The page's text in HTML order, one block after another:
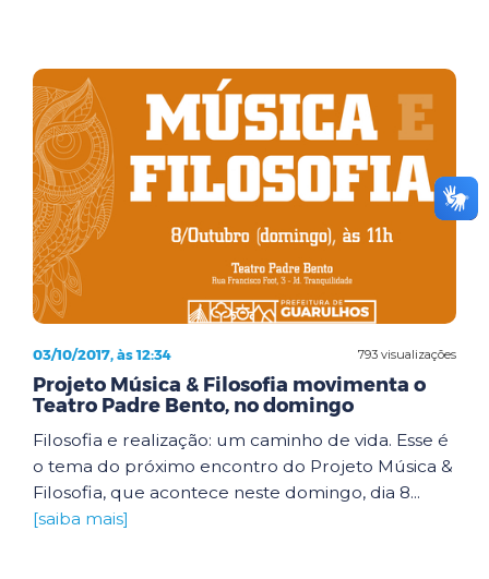
793 visualizações
03/10/2017, às 12:34
Projeto Música & Filosofia movimenta o
Teatro Padre Bento, no domingo
Filosofia e realização: um caminho de vida. Esse é
o tema do próximo encontro do Projeto Música &
Filosofia, que acontece neste domingo, dia 8...
[saiba mais]